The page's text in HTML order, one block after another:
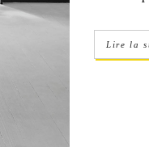
Lire la